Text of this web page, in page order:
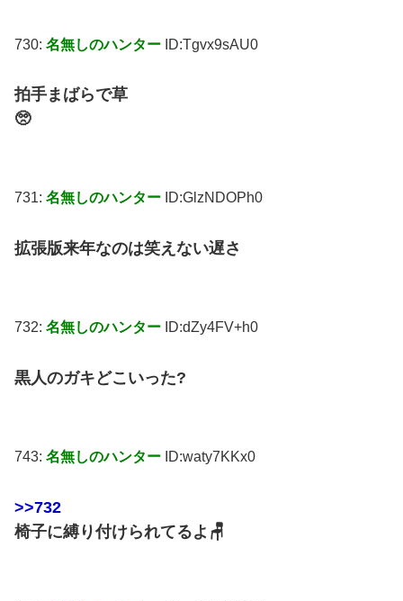
730: 名無しのハンター ID:Tgvx9sAU0
拍手まばらで草
🥺
731: 名無しのハンター ID:GlzNDOPh0
拡張版来年なのは笑えない遅さ
732: 名無しのハンター ID:dZy4FV+h0
黒人のガキどこいった?
743: 名無しのハンター ID:waty7KKx0
>>732
椅子に縛り付けられてるよ🪑